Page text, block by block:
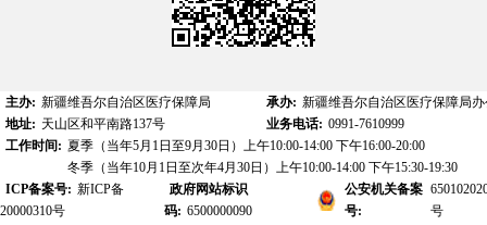
主办: 新疆维吾尔自治区医疗保障局 承办: 新疆维吾尔自治区医疗保障局
地址: 天山区和平南路137号 业务电话: 0991-7610999
工作时间: 夏季（当年5月1日至9月30日）上午10:00-14:00 下午16:00-20:00
冬季（当年10月1日至次年4月30日）上午10:00-14:00 下午15:30-19:30
ICP备案号: 新ICP备
20000310号
政府网站标识
码: 6500000090
公安机关备案
号:
号